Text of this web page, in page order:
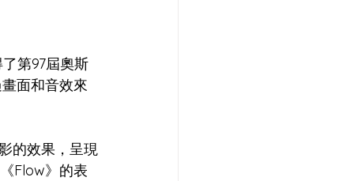
第97屆奧斯
面和音效來
的效果，呈現
《Flow》的表